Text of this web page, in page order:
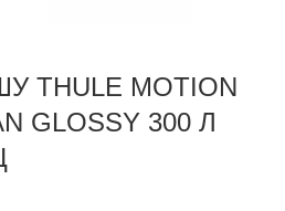
THULE MOTION
GLOSSY 300 Л